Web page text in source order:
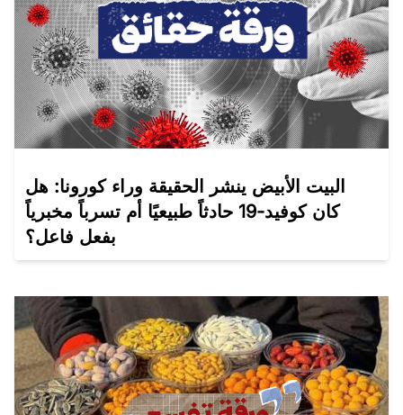
البيت الأبيض ينشر الحقيقة وراء كورونا: هل
كان كوفيد-19 حادثاً طبيعيًا أم تسرباً مخبرياً
بفعل فاعل؟